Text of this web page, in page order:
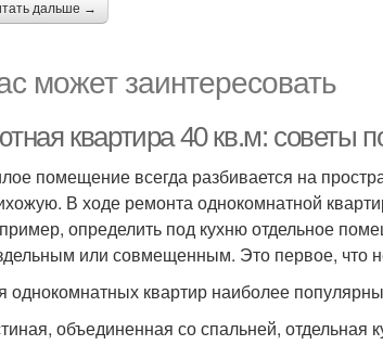
дальше →
может заинтересовать
квартира 40 кв.м: советы
помещение всегда разбивается на
В ходе ремонта однокомнатной
определить под кухню отдельное
или совмещенным. Это первое, что
однокомнатных квартир наиболее
объединенная со спальней, отдельная